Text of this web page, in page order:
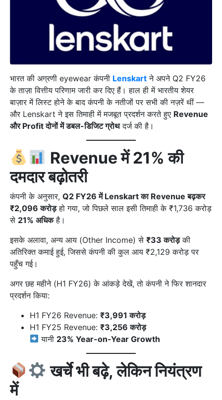
भारत की अग्रणी eyewear कंपनी Lenskart ने अपने Q2 FY26
के ताज़ा वित्तीय परिणाम जारी कर दिए हैं। हाल ही में भारतीय शेयर
बाज़ार में लिस्ट होने के बाद कंपनी के नतीजों पर सभी की नज़रें थीं —
और Lenskart ने इस तिमाही में मजबूत प्रदर्शन करते हुए Revenue
और Profit दोनों में डबल-डिजिट ग्रोथदर्ज की है।
Revenue में 21% की
दमदार बढ़ोतरी
कंपनी के अनुसार, Q2 FY26 में Lenskart का Revenue बढ़कर
₹2,096 करोड़हो गया, जो पिछले साल इसी तिमाही के ₹1,736 करोड़
से 21% अधिकहै।
इसके अलावा, अन्य आय (Other Income) से ₹33 करोड़की
अतिरिक्त कमाई हुई, जिससे कंपनी की कुल आय ₹2,129 करोड़ पर
पहुँच गई।
अगर छह महीने (H1 FY26) के आंकड़े देखें, तो कंपनी ने फिर शानदार
प्रदर्शन किया:
H1 FY26 Revenue: ₹3,991 करोड़
H1 FY25 Revenue: ₹3,256 करोड़
यानी 23% Year-on-Year Growth
खर्चे भी बढ़े, लेकिन नियंत्रण
में